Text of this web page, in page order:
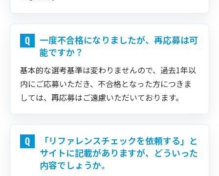
一度不合格になりましたが、再応募は可
能ですか？
基本的な選考基準は変わりませんので、過去1年以
内にご応募いただき、不合格となった方につきま
しては、再応募はご遠慮いただいております。
「リファレンスチェックを依頼する」と
サイトに記載がありますが、どういった
内容でしょうか。